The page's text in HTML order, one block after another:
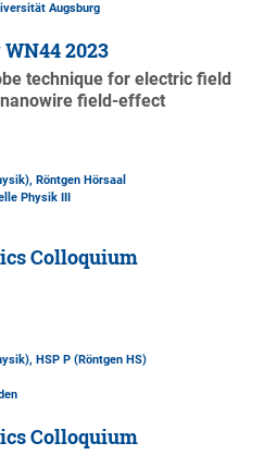
Augsburg
2023
technique for electric field
field-effect
, Röntgen Hörsaal
Physik III
Colloquium
, HSP P (Röntgen HS)
Colloquium